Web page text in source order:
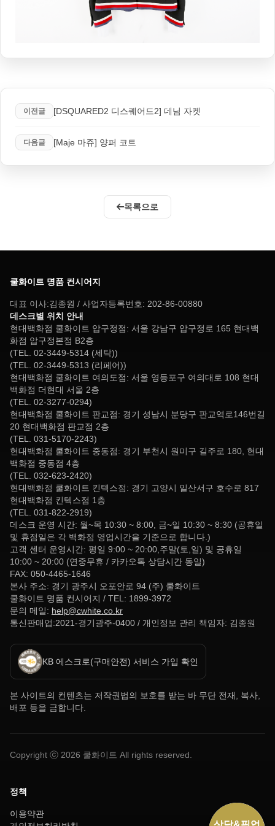
이전글 [DSQUARED2 디스퀘어드2] 데님 자켓
다음글 [Maje 마쥬] 양퍼 코트
목록으로
쿨화이트 명품 컨시어지
대표 이사:김종원 / 사업자등록번호: 202-86-00880
데스크별 위치 안내
현대백화점 쿨화이트 압구정점: 서울 강남구 압구정로 165 현대백
화점 압구정본점 B2층
(TEL. 02-3449-5314 (세탁))
(TEL. 02-3449-5313 (리페어))
현대백화점 쿨화이트 여의도점: 서울 영등포구 여의대로 108 현대
백화점 더현대 서울 2층
(TEL. 02-3277-0294)
현대백화점 쿨화이트 판교점: 경기 성남시 분당구 판교역로146번길
20 현대백화점 판교점 2층
(TEL. 031-5170-2243)
현대백화점 쿨화이트 중동점: 경기 부천시 원미구 길주로 180, 현대
백화점 중동점 4층
(TEL. 032-623-2420)
현대백화점 쿨화이트 킨텍스점: 경기 고양시 일산서구 호수로 817
현대백화점 킨텍스점 1층
(TEL. 031-822-2919)
데스크 운영 시간: 월~목 10:30 ~ 8:00, 금~일 10:30 ~ 8:30 (공휴일
및 휴점일은 각 백화점 영업시간을 기준으로 합니다.)
고객 센터 운영시간: 평일 9:00 ~ 20:00,주말(토,일) 및 공휴일
10:00 ~ 20:00 (연중무휴 / 카카오톡 상담시간 동일)
FAX: 050-4465-1646
본사 주소: 경기 광주시 오포안로 94 (주) 쿨화이트
쿨화이트 명품 컨시어지 / TEL: 1899-3972
문의 메일: help@cwhite.co.kr
통신판매업:2021-경기광주-0400 / 개인정보 관리 책임자: 김종원
KB 에스크로(구매안전) 서비스 가입 확인
본 사이트의 컨텐츠는 저작권법의 보호를 받는 바 무단 전재, 복사,
배포 등을 금합니다.
Copyright ⓒ 2026 쿨화이트 All rights reserved.
정책
이용약관